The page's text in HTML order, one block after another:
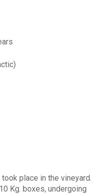
place in the vineyard.
Kg. boxes, undergoing